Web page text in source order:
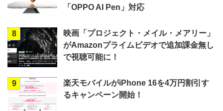
「OPPO AI Pen」対応
8
映画「プロジェクト・メイル・メアリー」
がAmazonプライムビデオで追加課金無し
で視聴可能に！
9
楽天モバイルがiPhone 16を4万円割引す
るキャンペーン開始！